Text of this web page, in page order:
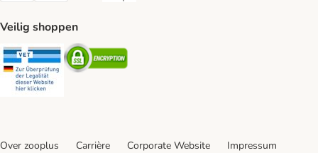
Veilig shoppen
Security Security
Over zooplus Carrière Corporate Website
Impressum